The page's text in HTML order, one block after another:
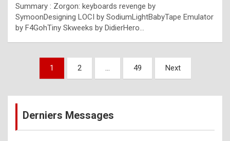
l
e
x
a
%
Summary : Zorgon: keyboards revenge by
SymoonDesigning LOCI by SodiumLightBabyTape Emulator
by F4GohTiny Skweeks by DidierHero…
Pagination
publications
1 2 … 49 Next
Derniers Messages